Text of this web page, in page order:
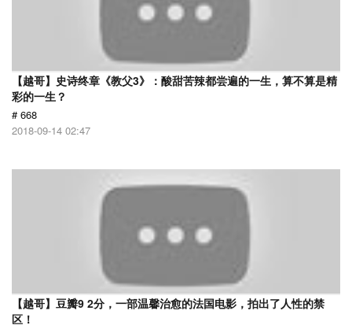
【越哥】史诗终章《教父3》：酸甜苦辣都尝遍的一生，算不算是精
彩的一生？
# 668
2018-09-14 02:47
【越哥】豆瓣9 2分，一部温馨治愈的法国电影，拍出了人性的禁
区！